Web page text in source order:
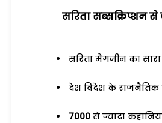
सरिता सब्सक्रिप्शन
सरिता मैगजीन का
देश विदेश के राजनैतिक
7000 से ज्यादा